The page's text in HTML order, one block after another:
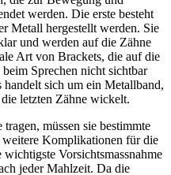
werden. Die erste besteht
Metall hergestellt werden. Sie
und werden auf die Zähne
Art von Brackets, die auf die
Sprechen nicht sichtbar
sich um ein Metallband,
letzten Zähne wickelt.
müssen sie bestimmte
weitere Komplikationen für die
Vorsichtsmassnahme
jeder Mahlzeit. Da die